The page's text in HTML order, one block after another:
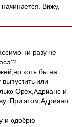
Вижу,
ни разу не
хотя бы на
или
Орех,Адриано и
При этом,Адриано
и одобрю.